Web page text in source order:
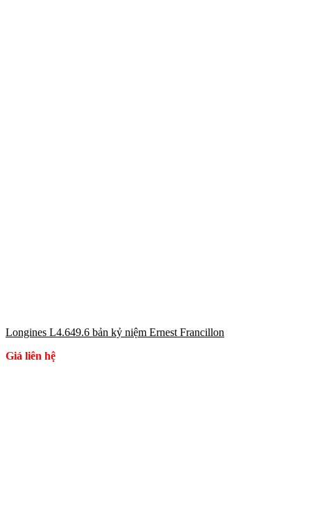
Longines L4.649.6 bản kỷ niệm Ernest Francillon
Giá liên hệ